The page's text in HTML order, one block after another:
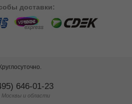
доставки:
Круглосуточно.
646-01-23
Москвы и области